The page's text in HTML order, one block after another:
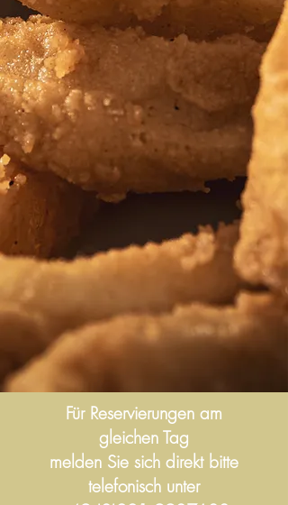
Für Reservierungen am
gleichen Tag
melden Sie sich direkt bitte
telefonisch unter